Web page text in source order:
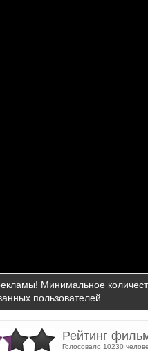
Минимальное
пользователей.
Рейтинг
Голосовало 10230